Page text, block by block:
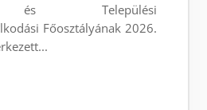
és Települési
Főosztályának 2026.